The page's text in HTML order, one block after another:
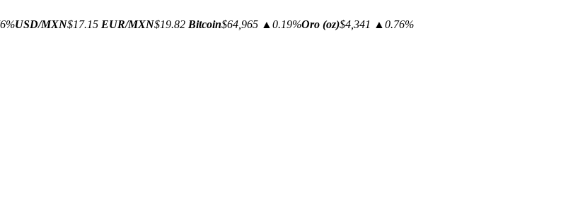
USD/MXN$17.15 EUR/MXN$19.82 Bitcoin$64,965 ▲0.19%Oro (oz)$4,341 ▲0.76%